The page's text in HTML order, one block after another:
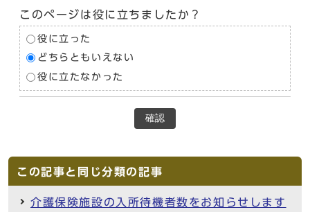
このページは役に立ちましたか？
役に立った
どちらともいえない
役に立たなかった
確認
この記事と同じ分類の記事
介護保険施設の入所待機者数をお知らせします